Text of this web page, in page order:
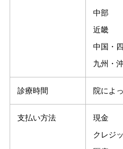
中部
近畿
中国・
九州・
診療時間 院によ
支払い方法 現金
クレジ